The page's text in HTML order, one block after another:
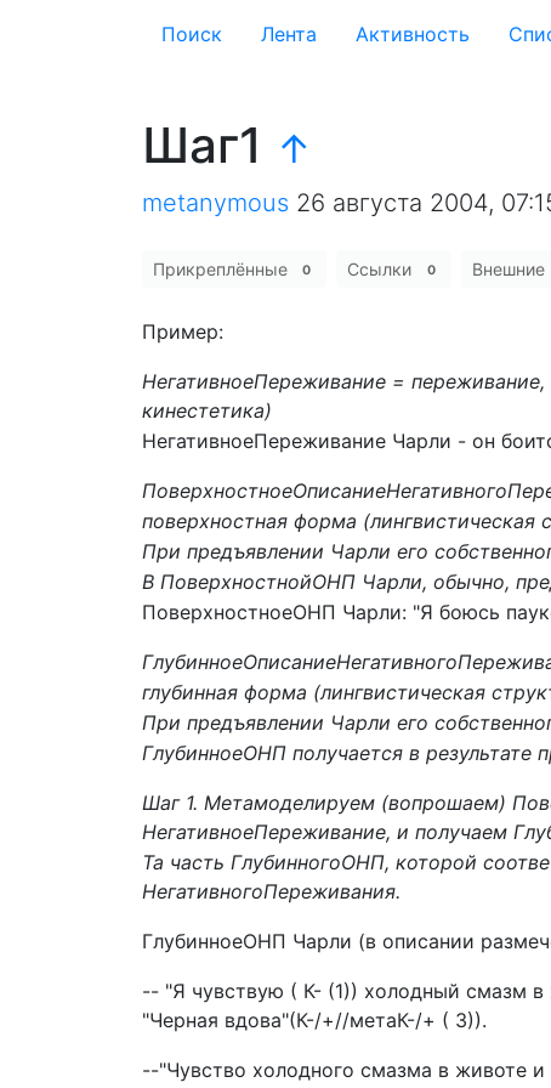
Поиск Лента Активность
Шаг1 ↑
metanymous 26 августа 2004,
Прикреплённые 0 Ссылки 0 Внешние
Пример:
НегативноеПереживание =
кинестетика)
НегативноеПереживание Чарли - он
поверхностная форма (лингвистическая
При предъявлении Чарли его
В ПоверхностнойОНП Чарли, обычно,
ПоверхностноеОНП Чарли: "Я боюсь
глубинная форма (лингвистическая
При предъявлении Чарли его
ГлубинноеОНП получается в
Шаг 1. Метамоделируем (вопрошаем)
НегативноеПереживание, и получаем
Та часть ГлубинногоОНП, которой
НегативногоПереживания.
ГлубинноеОНП Чарли (в описании
-- "Я чувствую ( К- (1)) холодный смазм в
"Черная вдова"(К-/+//метаК-/+ ( 3)).
--"Чувство холодного смазма в животе и